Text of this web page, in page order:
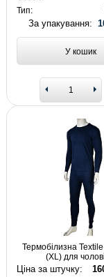
Тип:
За упакування:
У кошик
Термобілизна
(XL) для
Ціна за штучку: